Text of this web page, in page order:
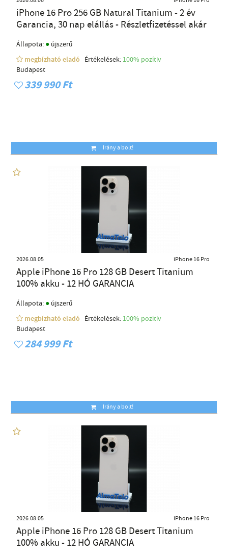
iPhone 16 Pro 256 GB Natural Titanium - 2 év
Garancia, 30 nap elállás - Részletfizetéssel akár
Állapota: ● újszerű
megbízható eladó
Értékelések: 100% pozítiv
Budapest
339 990 Ft
Irány a bolt!
2026.08.05 iPhone 16 Pro
Apple iPhone 16 Pro 128 GB Desert Titanium
100% akku - 12 HÓ GARANCIA
Állapota: ● újszerű
megbízható eladó
Értékelések: 100% pozítiv
Budapest
284 999 Ft
Irány a bolt!
2026.08.05 iPhone 16 Pro
Apple iPhone 16 Pro 128 GB Desert Titanium
100% akku - 12 HÓ GARANCIA